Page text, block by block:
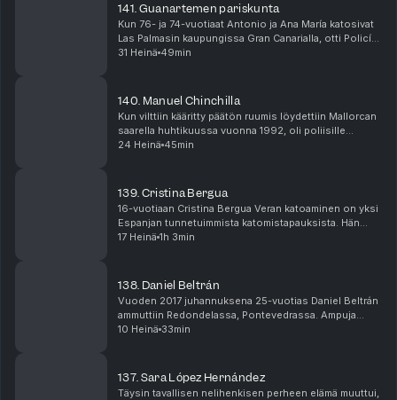
https://elpais.com/diario/1997/02/10/madrid/855577459_850215.
https://www.ivoox.com/voz-sombras-juan-ignacio-audios-
https://www.elmundo.es/elmundo/2001/10/04/madrid/10022007
dudas-sobre-la-muerte-de-Susana-Ruiz-Edicio%CC%81n-
impresa-EL-PAI%CC%81S.pdf
https://www.informeraxen.es/la-policia-detiene-a-dos-
hombres-por-el-asesinato-de-beatriz-agredano-hace-tres-
muerte-de-susana-ruiz/2/
https://www.rtve.es/drmn/embed/video/1660204
https://criminalia.es/asesino/susana-ruiz/#Amigos
141. Guanartemen pariskunta
Kun 76- ja 74-vuotiaat Antonio ja Ana María katosivat
Las Palmasin kaupungissa Gran Canarialla, otti Policía
Nacionalin henkirikosyksikkö tapauksen
31 Heinä 49min
140. Manuel Chinchilla
Kun vilttiin kääritty päätön ruumis löydettiin Mallorcan
saarella huhtikuussa vuonna 1992, oli poliisille
välittömästi selvää, että kyse oli rikollisten
24 Heinä 45min
139. Cristina Bergua
16-vuotiaan Cristina Bergua Veran katoaminen on yksi
Espanjan tunnetuimmista katomistapauksista. Hän
katosi Cornellà de Llobregatissa maaliskuun
17 Heinä 1h 3min
138. Daniel Beltrán
Vuoden 2017 juhannuksena 25-vuotias Daniel Beltrán
ammuttiin Redondelassa, Pontevedrassa. Ampuja
saatiin kiinni vain minuutteja myöhemmin. * Tiedäthän,
10 Heinä 33min
137. Sara López Hernández
Täysin tavallisen nelihenkisen perheen elämä muuttui,